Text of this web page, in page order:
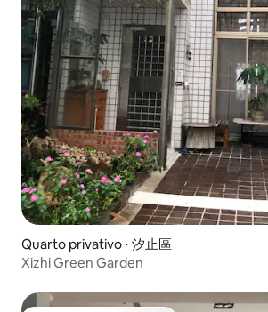
Quarto privativo ⋅ 汐止區
Xizhi Green Garden